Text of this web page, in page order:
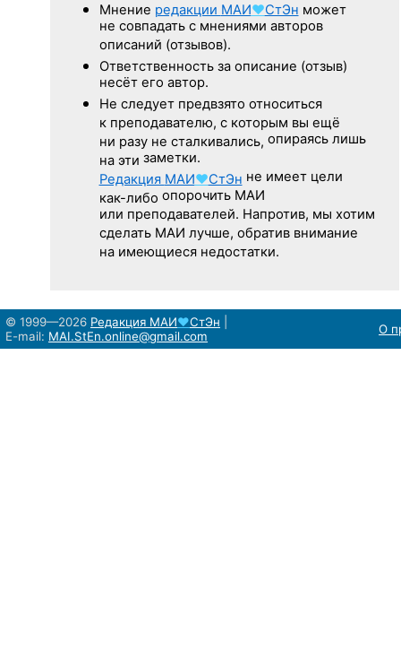
Мнение редакции МАИ♥СтЭн может
не совпадать с мнениями авторов
описаний (отзывов).
Ответственность за описание (отзыв)
несёт его автор.
Не следуетпредвзято относиться
к преподавателю, с которым вы ещё
ни разу не сталкивались, опираясь лишь
на эти заметки.
Редакция МАИ♥СтЭн не имеет цели
как-либо опорочить МАИ
или преподавателей. Напротив, мы хотим
сделать МАИ лучше, обратив внимание
на имеющиеся недостатки.
© 1999—2026 Редакция МАИ♥СтЭн
E-mail: MAI.StEn.online@gmail.com О